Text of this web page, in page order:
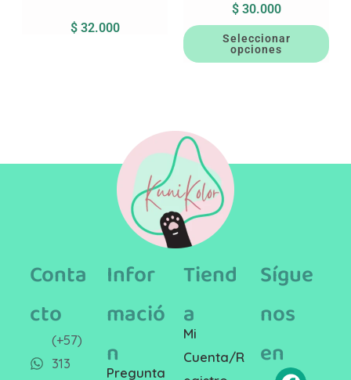
$32.000
$30.000
Seleccionar
opciones
Conta
cto
(+57)
313
Infor
mació
n
Pregunta
Tiend
a
Mi
Cuenta/R
Sígue
nos
en